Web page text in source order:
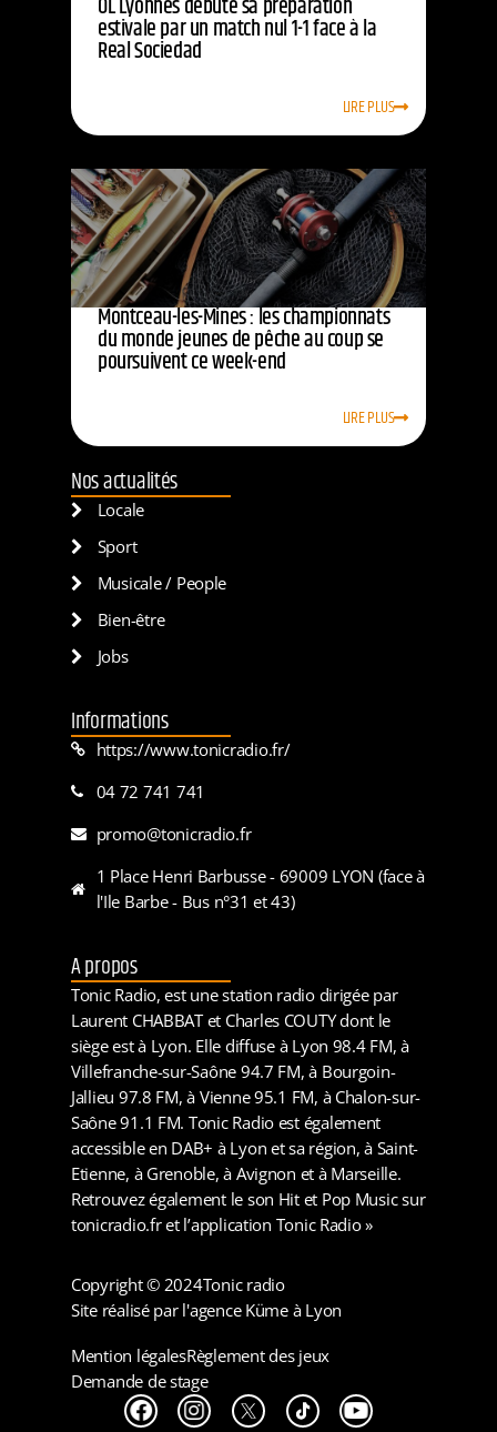
OL Lyonnes débute sa préparation
estivale par un match nul 1-1 face à la
Real Sociedad
LIRE PLUS
Montceau-les-Mines : les championnats
du monde jeunes de pêche au coup se
poursuivent ce week-end
LIRE PLUS
Nos actualités
Locale
Sport
Musicale / People
Bien-être
Jobs
Informations
https://www.tonicradio.fr/
04 72 741 741
promo@tonicradio.fr
1 Place Henri Barbusse - 69009 LYON (face à
l'Ile Barbe - Bus n°31 et 43)
A propos
Tonic Radio, est une station radio dirigée par
Laurent CHABBAT et Charles COUTY dont le
siège est à Lyon. Elle diffuse à Lyon 98.4 FM, à
Villefranche-sur-Saône 94.7 FM, à Bourgoin-
Jallieu 97.8 FM, à Vienne 95.1 FM, à Chalon-sur-
Saône 91.1 FM. Tonic Radio est également
accessible en DAB+ à Lyon et sa région, à Saint-
Etienne, à Grenoble, à Avignon et à Marseille.
Retrouvez également le son Hit et Pop Music sur
tonicradio.fr et l’application Tonic Radio »
Copyright © 2024Tonic radio
Site réalisé par l'agence Küme à Lyon
Mention légalesRèglement des jeux
Demande de stage